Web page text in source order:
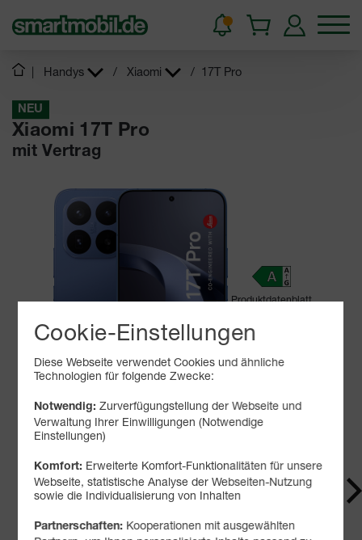
Handys / Xiaomi / 17T Pro
NEU
Xiaomi 17T Pro
mit Vertrag
Produktdatenblatt
Produkt- und Sicherheitsinformationen
Cookie-Einstellungen
Diese Webseite verwendet Cookies und ähnliche
Technologien für folgende Zwecke:
Notwendig: Zurverfügungstellung der Webseite und
Verwaltung Ihrer Einwilligungen (Notwendige
Einstellungen)
Komfort: Erweiterte Komfort-Funktionalitäten für unsere
Webseite, statistische Analyse der Webseiten-Nutzung
sowie die Individualisierung von Inhalten
Partnerschaften: Kooperationen mit ausgewählten